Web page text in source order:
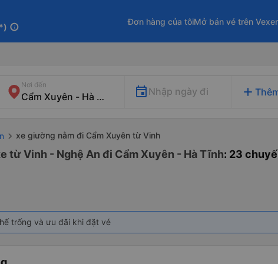
info
Đơn hàng của tôiMở bán vé trên
Nơi đến
Nhập ngày đi add
xe giường nằm đi Cẩm Xuyên từ Vinh
từ Vinh - Nghệ An đi Cẩm Xuyên - Hà Tĩnh: 23
trống và ưu đãi khi đặt vé